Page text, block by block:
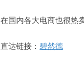
在国内各大电商也很热
直达链接： 碧然德